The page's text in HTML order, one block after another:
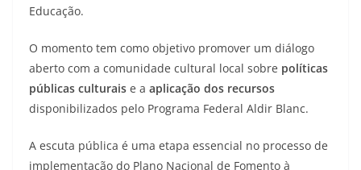
Educação.
O momento tem como objetivo promover um diálogo
aberto com a comunidade cultural local sobre políticas
públicas culturais e a aplicação dos recursos
disponibilizados pelo Programa Federal Aldir Blanc.
A escuta pública é uma etapa essencial no processo de
implementação do Plano Nacional de Fomento à